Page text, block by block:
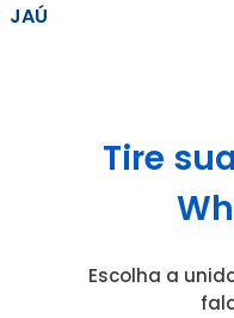
JAÚ
Tire
Escolha a